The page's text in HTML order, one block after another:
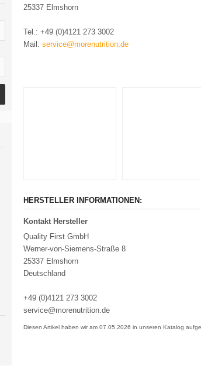
25337 Elmshorn
Tel.: +49 (0)4121 273 3002
Mail: service@morenutrition.de
HERSTELLER INFORMATIONEN:
Kontakt Hersteller
Quality First GmbH
Werner-von-Siemens-Straße 8
25337 Elmshorn
Deutschland
+49 (0)4121 273 3002
service@morenutrition.de
Diesen Artikel haben wir am 07.05.2026 in unseren Katalog